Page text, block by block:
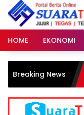
Langsung
konten
HOME
EKONOMI
Breaking News